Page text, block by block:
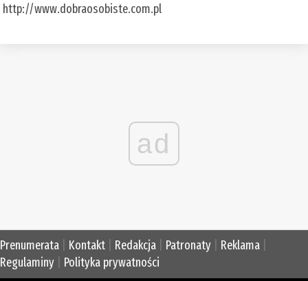
http://www.dobraosobiste.com.pl
ad
Prenumerata Kontakt Redakcja Patronaty Reklama
Regulaminy
Polityka prywatności